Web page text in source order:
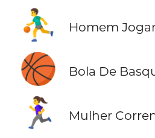
⛹️‍♂️ Homem
🏀 Bola De
🏃‍♀️ Mulher